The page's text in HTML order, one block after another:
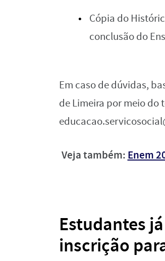
Cópia do
conclusão do
Em caso de dúvidas,
de Limeira por meio do
Veja também: Enem
Estudantes
inscrição